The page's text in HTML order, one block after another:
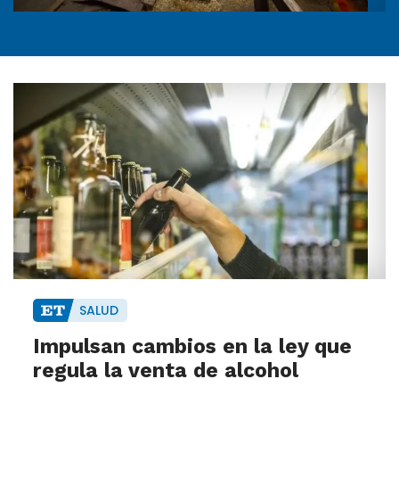
SALUD
Impulsan cambios en la ley que
regula la venta de alcohol